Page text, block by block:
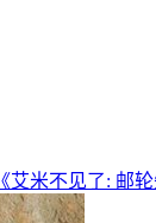
《艾米不见了: 邮